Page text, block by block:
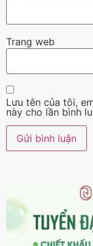
Trang web
Lưu tên của tôi,
này cho lần bình